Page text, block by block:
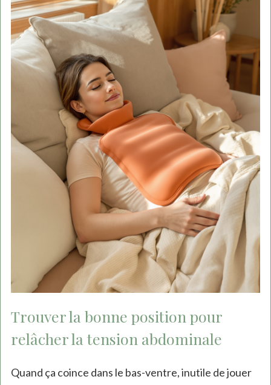
Trouver la bonne position pour
relâcher la tension abdominale
Quand ça coince dans le bas-ventre, inutile de jouer